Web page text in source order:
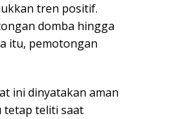
tren positif.
domba hingga
itu, pemotongan
ini dinyatakan aman
tetap teliti saat